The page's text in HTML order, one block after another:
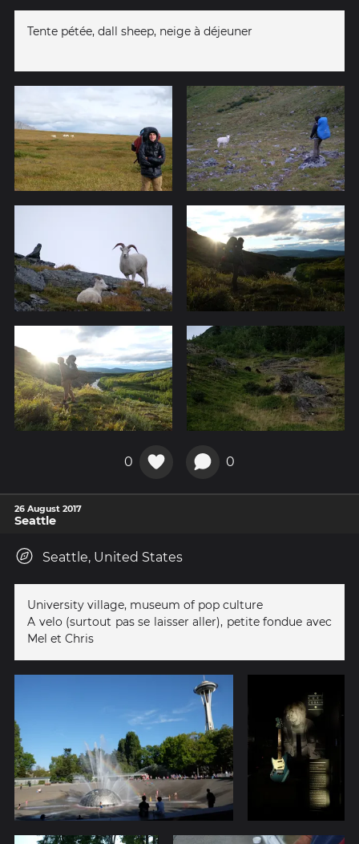
Tente pétée, dall sheep, neige à déjeuner
0 0
26 August 2017
Seattle
Seattle, United States
University village, museum of pop culture
A velo (surtout pas se laisser aller), petite fondue avec
Mel et Chris